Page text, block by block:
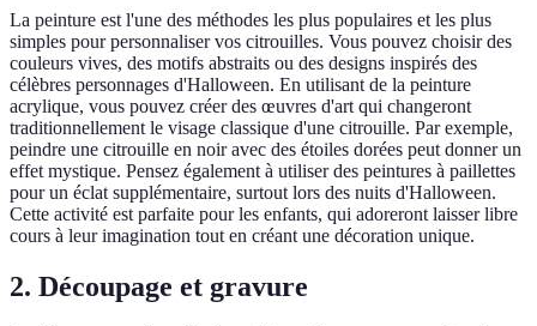
La peinture est l'une des méthodes les plus populaires et les plus
simples pour personnaliser vos citrouilles. Vous pouvez choisir des
couleurs vives, des motifs abstraits ou des designs inspirés des
célèbres personnages d'Halloween. En utilisant de la peinture
acrylique, vous pouvez créer des œuvres d'art qui changeront
traditionnellement le visage classique d'une citrouille. Par exemple,
peindre une citrouille en noir avec des étoiles dorées peut donner un
effet mystique. Pensez également à utiliser des peintures à paillettes
pour un éclat supplémentaire, surtout lors des nuits d'Halloween.
Cette activité est parfaite pour les enfants, qui adoreront laisser libre
cours à leur imagination tout en créant une décoration unique.
2. Découpage et gravure